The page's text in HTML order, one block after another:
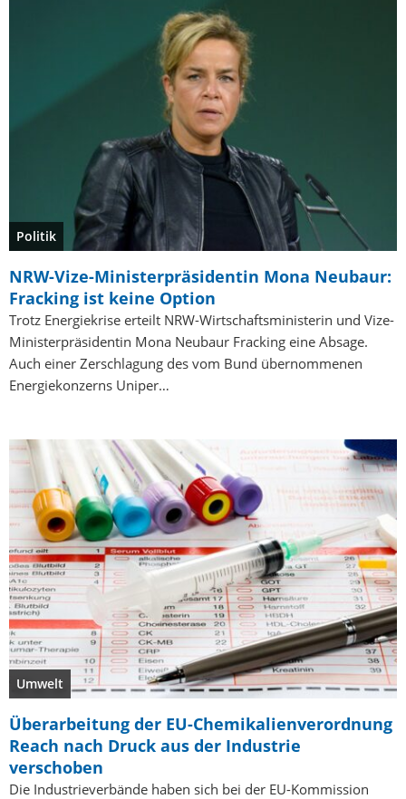
Politik
NRW-Vize-Ministerpräsidentin Mona Neubaur:
Fracking ist keine Option
Trotz Energiekrise erteilt NRW-Wirtschaftsministerin und Vize-
Ministerpräsidentin Mona Neubaur Fracking eine Absage.
Auch einer Zerschlagung des vom Bund übernommenen
Energiekonzerns Uniper…
Umwelt
Überarbeitung der EU-Chemikalienverordnung
Reach nach Druck aus der Industrie
verschoben
Die Industrieverbände haben sich bei der EU-Kommission